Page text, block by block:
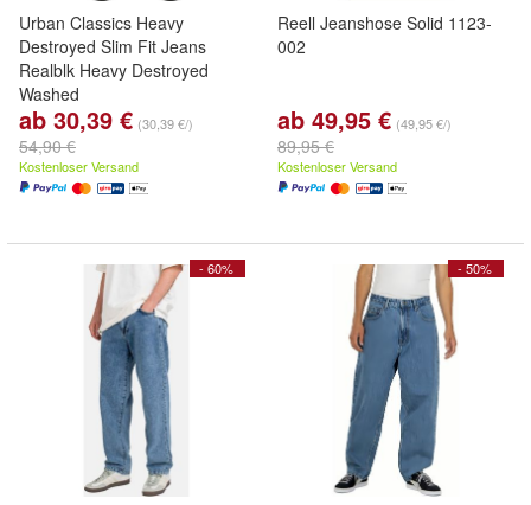
Urban Classics Heavy
Destroyed Slim Fit Jeans
Realblk Heavy Destroyed
Washed
ab 30,39 € (30,39 €/)
54,90 €
Kostenloser Versand
Reell Jeanshose Solid 1123-
002
ab 49,95 € (49,95 €/)
89,95 €
Kostenloser Versand
- 60% - 50%